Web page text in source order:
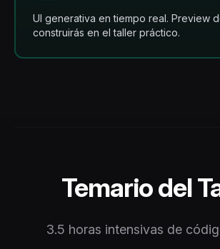
UI generativa en tiempo real. Preview
construirás en el taller práctico.
Temario del
3.5 horas intensivas de